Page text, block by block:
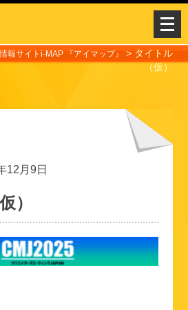
メ
ニ
ュ
ー
報サイトi-MAP 『アイマップ』 > タイトル
（仮）
12月9日
）